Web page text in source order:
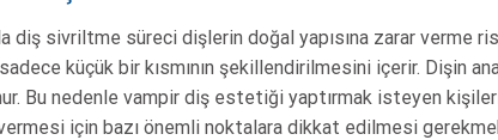
diş sivriltme süreci dişlerin doğal yapısına zarar verme
küçük bir kısmının şekillendirilmesini içerir. Dişin ana
Bu nedenle vampir diş estetiği yaptırmak isteyen
için bazı önemli noktalara dikkat edilmesi